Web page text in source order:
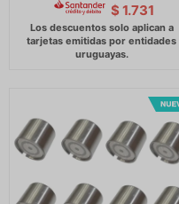
$ 1.731